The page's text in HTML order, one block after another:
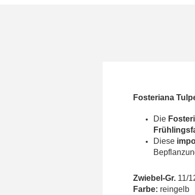
Fosteriana
Die
Diese
Zwiebel-Gr. 11/
Farbe: reingelb